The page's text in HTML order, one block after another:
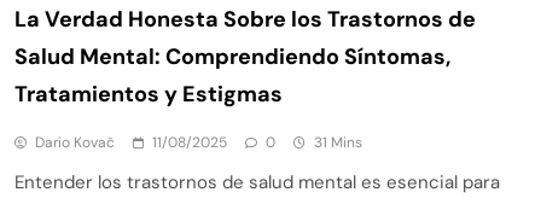
La Verdad Honesta Sobre los Trastornos de
Salud Mental: Comprendiendo Síntomas,
Tratamientos y Estigmas
Dario Kovač 11/08/2025 0 31 Mins
Entender los trastornos de salud mental es esencial para